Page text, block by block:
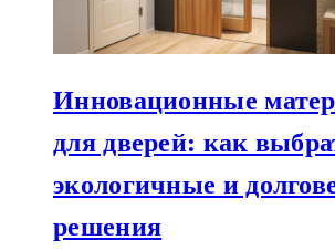
Инновационные
для дверей: как
экологичные и
решения